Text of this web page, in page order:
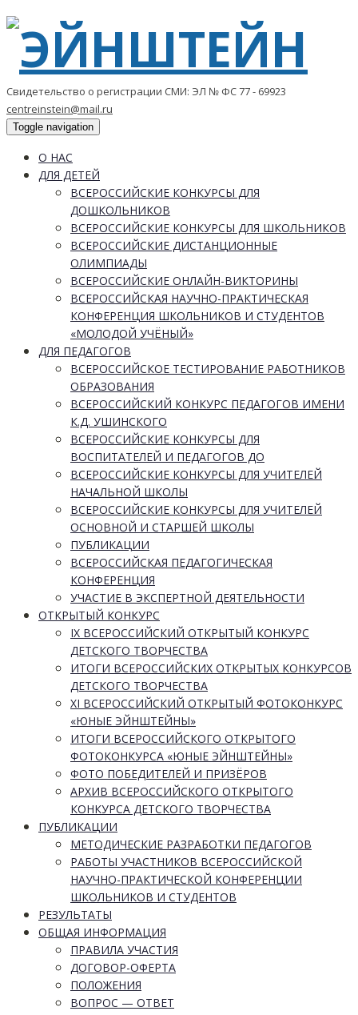
Свидетельство о регистрации СМИ: ЭЛ № ФС 77 - 69923
centreinstein@mail.ru
Toggle navigation
О НАС
ДЛЯ ДЕТЕЙ
ВСЕРОССИЙСКИЕ КОНКУРСЫ ДЛЯ
ДОШКОЛЬНИКОВ
ВСЕРОССИЙСКИЕ КОНКУРСЫ ДЛЯ ШКОЛЬНИКОВ
ВСЕРОССИЙСКИЕ ДИСТАНЦИОННЫЕ
ОЛИМПИАДЫ
ВСЕРОССИЙСКИЕ ОНЛАЙН-ВИКТОРИНЫ
ВСЕРОССИЙСКАЯ НАУЧНО-ПРАКТИЧЕСКАЯ
КОНФЕРЕНЦИЯ ШКОЛЬНИКОВ И СТУДЕНТОВ
«МОЛОДОЙ УЧЁНЫЙ»
ДЛЯ ПЕДАГОГОВ
ВСЕРОССИЙСКОЕ ТЕСТИРОВАНИЕ РАБОТНИКОВ
ОБРАЗОВАНИЯ
ВСЕРОССИЙСКИЙ КОНКУРС ПЕДАГОГОВ ИМЕНИ
К.Д. УШИНСКОГО
ВСЕРОССИЙСКИЕ КОНКУРСЫ ДЛЯ
ВОСПИТАТЕЛЕЙ И ПЕДАГОГОВ ДО
ВСЕРОССИЙСКИЕ КОНКУРСЫ ДЛЯ УЧИТЕЛЕЙ
НАЧАЛЬНОЙ ШКОЛЫ
ВСЕРОССИЙСКИЕ КОНКУРСЫ ДЛЯ УЧИТЕЛЕЙ
ОСНОВНОЙ И СТАРШЕЙ ШКОЛЫ
ПУБЛИКАЦИИ
ВСЕРОССИЙСКАЯ ПЕДАГОГИЧЕСКАЯ
КОНФЕРЕНЦИЯ
УЧАСТИЕ В ЭКСПЕРТНОЙ ДЕЯТЕЛЬНОСТИ
ОТКРЫТЫЙ КОНКУРС
IX ВСЕРОССИЙСКИЙ ОТКРЫТЫЙ КОНКУРС
ДЕТСКОГО ТВОРЧЕСТВА
ИТОГИ ВСЕРОССИЙСКИХ ОТКРЫТЫХ КОНКУРСОВ
ДЕТСКОГО ТВОРЧЕСТВА
XI ВСЕРОССИЙСКИЙ ОТКРЫТЫЙ ФОТОКОНКУРС
«ЮНЫЕ ЭЙНШТЕЙНЫ»
ИТОГИ ВСЕРОССИЙСКОГО ОТКРЫТОГО
ФОТОКОНКУРСА «ЮНЫЕ ЭЙНШТЕЙНЫ»
ФОТО ПОБЕДИТЕЛЕЙ И ПРИЗЁРОВ
АРХИВ ВСЕРОССИЙСКОГО ОТКРЫТОГО
КОНКУРСА ДЕТСКОГО ТВОРЧЕСТВА
ПУБЛИКАЦИИ
МЕТОДИЧЕСКИЕ РАЗРАБОТКИ ПЕДАГОГОВ
РАБОТЫ УЧАСТНИКОВ ВСЕРОССИЙСКОЙ
НАУЧНО-ПРАКТИЧЕСКОЙ КОНФЕРЕНЦИИ
ШКОЛЬНИКОВ И СТУДЕНТОВ
РЕЗУЛЬТАТЫ
ОБЩАЯ ИНФОРМАЦИЯ
ПРАВИЛА УЧАСТИЯ
ДОГОВОР-ОФЕРТА
ПОЛОЖЕНИЯ
ВОПРОС — ОТВЕТ